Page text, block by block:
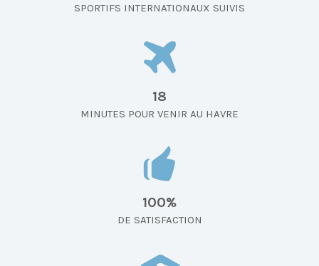
SPORTIFS INTERNATIONAUX SUIVIS
18
MINUTES POUR VENIR AU HAVRE
100%
DE SATISFACTION